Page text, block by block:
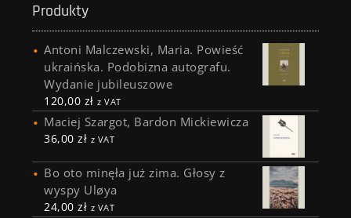
Produkty
Antoni Malczewski, Maria. Powieść
ukraińska. Podobizna autografu.
Wydanie jubileuszowe
120,00 zł z VAT
Maciej Szargot, Bardon Mickiewicza
36,00zł z VAT
Bo oto minęła już zima. Głosy z
wyspy Uløya
24,00zł z VAT